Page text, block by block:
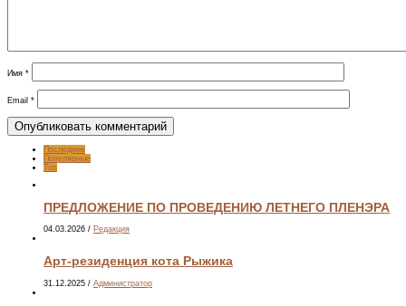
Имя *
Email *
Последние
Популярные
Топ
ПРЕДЛОЖЕНИЕ ПО ПРОВЕДЕНИЮ ЛЕТНЕГО ПЛЕНЭРА
04.03.2026 / Редакция
Арт-резиденция кота Рыжика
31.12.2025 / Администратор